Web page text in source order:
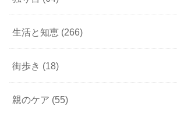
生活と知恵 (266)
街歩き (18)
親のケア (55)